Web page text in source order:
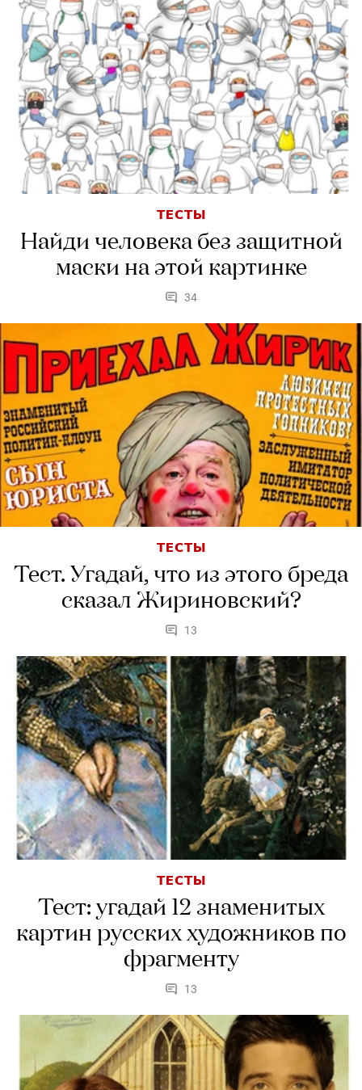
ТЕСТЫ
Найди человека без защитной
маски на этой картинке
34
ТЕСТЫ
Тест. Угадай, что из этого бреда
сказал Жириновский?
13
ТЕСТЫ
Тест: угадай 12 знаменитых
картин русских художников по
фрагменту
13